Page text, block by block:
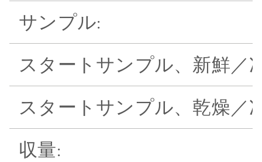
サンプル:
スタートサンプル、新鮮／
スタートサンプル、乾燥／
収量: